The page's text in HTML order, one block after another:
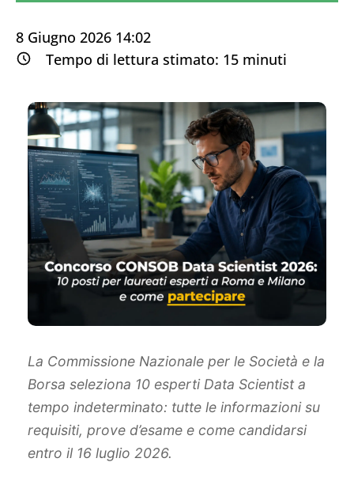
8 Giugno 2026 14:02
Tempo di lettura stimato: 15 minuti
La Commissione Nazionale per le Società e la
Borsa seleziona 10 esperti Data Scientist a
tempo indeterminato: tutte le informazioni su
requisiti, prove d’esame e come candidarsi
entro il 16 luglio 2026.